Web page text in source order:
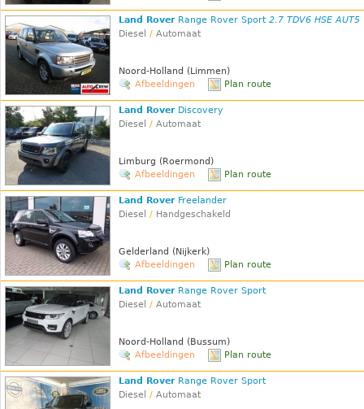
Land Rover Range Rover Sport 2.7 TDV6 HSE AUT5
Diesel
/ Automaat
Noord-Holland (Limmen)
Afbeeldingen
Plan route
Land Rover Discovery
Diesel
/ Automaat
Limburg (Roermond)
Afbeeldingen
Plan route
Land Rover Freelander
Diesel
/ Handgeschakeld
Gelderland (Nijkerk)
Afbeeldingen
Plan route
Land Rover Range Rover Sport
Diesel
/ Automaat
Noord-Holland (Bussum)
Afbeeldingen
Plan route
Land Rover Range Rover Sport
Diesel
/ Automaat